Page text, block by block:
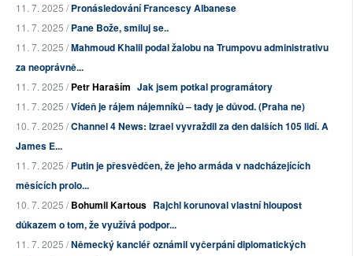
11. 7. 2025 /Pronásledování Francescy Albanese
11. 7. 2025 /Pane Bože, smiluj se..
11. 7. 2025 /Mahmoud Khalil podal žalobu na Trumpovu administrativu
za neoprávně...
11. 7. 2025 /Petr Haraším Jak jsem potkal programátory
11. 7. 2025 /Vídeň je rájem nájemníků – tady je důvod. (Praha ne)
10. 7. 2025 /Channel 4 News: Izrael vyvraždil za den dalších 105 lidí. A
James E...
11. 7. 2025 /Putin je přesvědčen, že jeho armáda v nadcházejících
měsících prolo...
10. 7. 2025 /Bohumil Kartous Rajchl korunoval vlastní hloupost
důkazem o tom, že využívá podpor...
11. 7. 2025 /Německý kancléř oznámil vyčerpání diplomatických